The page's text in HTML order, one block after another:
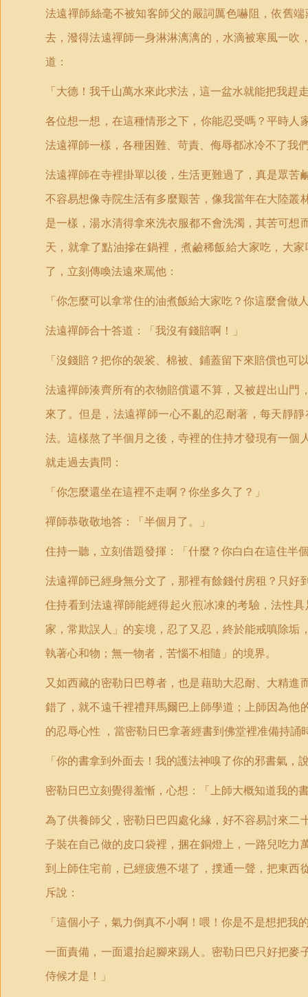
法遠禪師絲毫不被知客師父的嚴詞厲色嚇阻，依舊
去，潑得法遠禪師一身淋淋漓漓的，水滴被寒風一
道：
「大德！我千山萬水來此求法，這一盆水就能把我趕
各位想一想，在這種情形之下，你能忍受嗎？平時
法遠禪師一樣，各種困難、苛責、侮辱都冰冷不了我
法遠禪師在寺裡掛單以後，生活更難過了，真是眾
不容易想像寺院生活有多麼艱苦，像我當年在大陸
是一樣，湯水清得拿來洗衣服都不會洗濁，其苦可
天，就拿了點油摻在鍋裡，煮鹼稀飯給大家吃，大
了，立刻傳喚法遠來罵他：
「你怎麼可以拿常住的油煮飯給大家吃？你這麼會做
法遠禪師合十答道：「我沒有錢賠啊！」
「沒錢賠？把你的袈裟、棉被、鋪蓋留下來賠償也可
法遠禪師湊齊所有的衣物賠償還不算，又被趕出山
來了。但是，法遠禪師一心不亂的忍耐著，每天靜
法。這樣熬了半個月之後，寺裡的住持才發現有一
就走過去責問：
「你怎麼還坐在這裡不走啊？你坐多久了？」
禪師恭敬敬地答：「半個月了。」
住持一聽，立刻借題發揮：「什麼？你白白在這住半
法遠禪師已經身無分文了，那裡有餘錢付房租？只
住持看到法遠禪師能經得起火煎冰凍的考驗，法性
家，常欺誤人」的妄境，忍了又忍，終於能戒嗔除
執著心和物；無一物者，苦惱不相隨」的境界。
又如西藏的密勒日巴尊者，也是藉助大忍耐、大精
錯了，就不遠千裡禮拜馬爾巴上師學道；上師因為
的忍辱心性 ，當密勒日巴拿著經書到佛堂裡准備持誦
「你的書拿到外面去！我的護法神嗅了你的邪書氣，
密勒日巴立刻覺得羞慚，心想：「上師大概知道我的
為了供養師父，密勒日巴四處化緣，好不容易討來
子裝在自己做的皮口袋裡，捆在銅燈上，一路兒吃
到上師住宅前，已經疲憊不堪了，撲通一聲，把東
斥說：
「這個小子，氣力倒真不小啊！喂！你是不是想把
一面責備，一面還抬起腳來踢人。密勒日巴只好把
侍候才是！」